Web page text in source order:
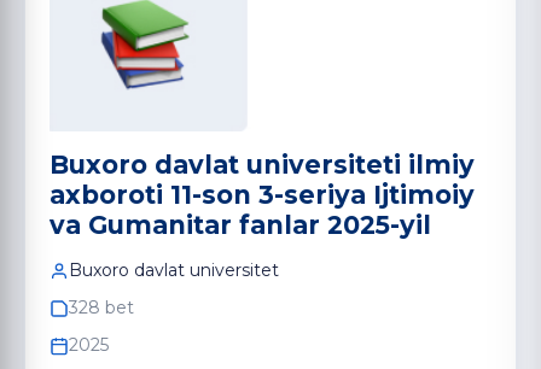
Buxoro davlat universiteti ilmiy
axboroti 11-son 3-seriya Ijtimoiy
va Gumanitar fanlar 2025-yil
Buxoro davlat universitet
328 bet
2025